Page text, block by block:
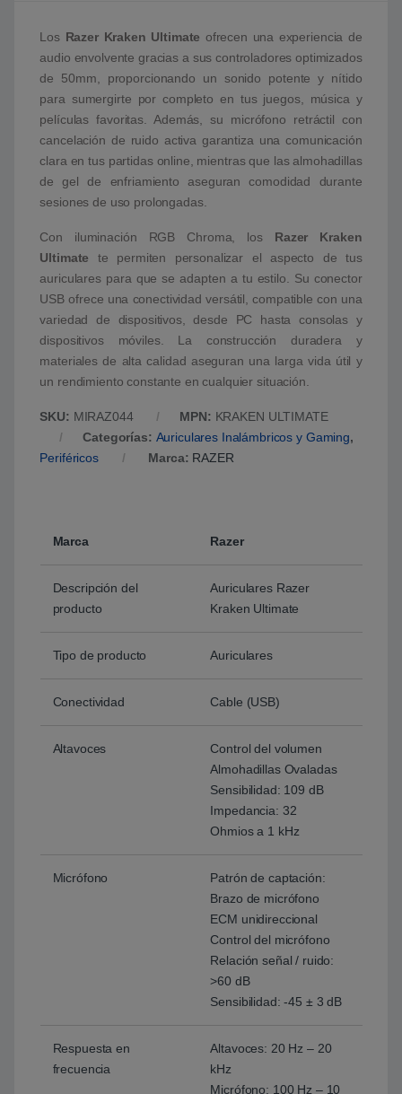
Los Razer Kraken Ultimate ofrecen una experiencia de
audio envolvente gracias a sus controladores optimizados
de 50mm, proporcionando un sonido potente y nítido
para sumergirte por completo en tus juegos, música y
películas favoritas. Además, su micrófono retráctil con
cancelación de ruido activa garantiza una comunicación
clara en tus partidas online, mientras que las almohadillas
de gel de enfriamiento aseguran comodidad durante
sesiones de uso prolongadas.
Con iluminación RGB Chroma, los Razer Kraken
Ultimate te permiten personalizar el aspecto de tus
auriculares para que se adapten a tu estilo. Su conector
USB ofrece una conectividad versátil, compatible con una
variedad de dispositivos, desde PC hasta consolas y
dispositivos móviles. La construcción duradera y
materiales de alta calidad aseguran una larga vida útil y
un rendimiento constante en cualquier situación.
SKU: MIRAZ044 MPN: KRAKEN ULTIMATE
Categorías: Auriculares Inalámbricos y Gaming,
Periféricos
Marca: RAZER
Marca Razer
Descripción del
producto
Auriculares Razer
Kraken Ultimate
Tipo de producto Auriculares
Conectividad Cable (USB)
Altavoces
Control del volumen
Almohadillas Ovaladas
Sensibilidad: 109 dB
Impedancia: 32
Ohmios a 1 kHz
Micrófono
Patrón de captación:
Brazo de micrófono
ECM unidireccional
Control del micrófono
Relación señal / ruido:
>60 dB
Sensibilidad: -45 ± 3 dB
Respuesta en
frecuencia
Altavoces: 20 Hz – 20
kHz
Micrófono: 100 Hz – 10